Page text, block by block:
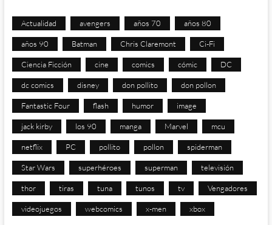
Actualidad avengers años 70 años 80
años 90 Batman Chris Claremont Ci-Fi
Ciencia Ficción cine comics cómic DC
dc comics disney don pollito don pollon
Fantastic Four flash humor image
jack kirby los 90 manga Marvel mcu
netflix PC pollito pollon spiderman
Star Wars superhéroes superman televisión
thor tiras tuna tunos tv Vengadores
videojuegos webcomics x-men xbox